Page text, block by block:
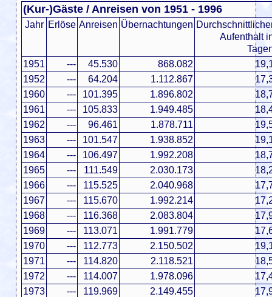
(Kur-)Gäste / Anreisen von 1951 - 1996
Jahr Erlöse Anreisen Übernachtungen
Aufenthalt
1951
--- 45.530 868.082
1952
--- 64.204 1.112.867
1960
--- 101.395 1.896.802
1961
--- 105.833 1.949.485
1962
--- 96.461 1.878.711
1963
--- 101.547 1.938.852
1964
--- 106.497 1.992.208
1965
--- 111.549 2.030.173
1966
--- 115.525 2.040.968
1967
--- 115.670 1.992.214
1968
--- 116.368 2.083.804
1969
--- 113.071 1.991.779
1970
--- 112.773 2.150.502
1971
--- 114.820 2.118.521
1972
--- 114.007 1.978.096
1973
--- 119.969 2.149.455